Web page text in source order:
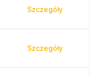
Szczegóły
Szczegóły